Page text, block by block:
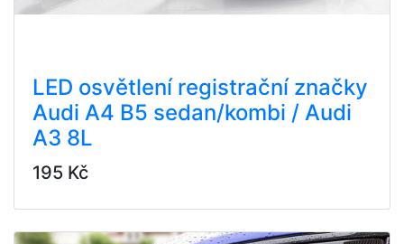
LED osvětlení registrační značky
Audi A4 B5 sedan/kombi / Audi
A3 8L
195 Kč